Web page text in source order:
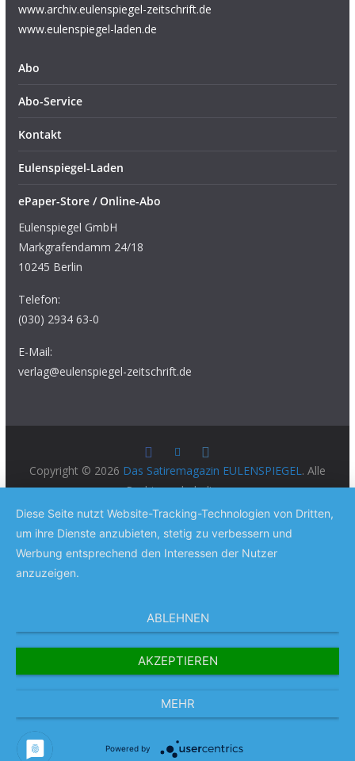
www.archiv.eulenspiegel-zeitschrift.de
www.eulenspiegel-laden.de
Abo
Abo-Service
Kontakt
Eulenspiegel-Laden
ePaper-Store / Online-Abo
Eulenspiegel GmbH
Markgrafendamm 24/18
10245 Berlin
Telefon:
(030) 2934 63-0
E-Mail:
verlag@eulenspiegel-zeitschrift.de
Copyright © 2026 Das Satiremagazin EULENSPIEGEL. Alle
Rechte vorbehalten.
Theme:ColorMag Provon ThemeGrill. Präsentiert von
WordPress.
Diese Seite nutzt Website-Tracking-Technologien von Dritten,
um ihre Dienste anzubieten, stetig zu verbessern und
Werbung entsprechend den Interessen der Nutzer
anzuzeigen.
ABLEHNEN
AKZEPTIEREN
MEHR
Powered by